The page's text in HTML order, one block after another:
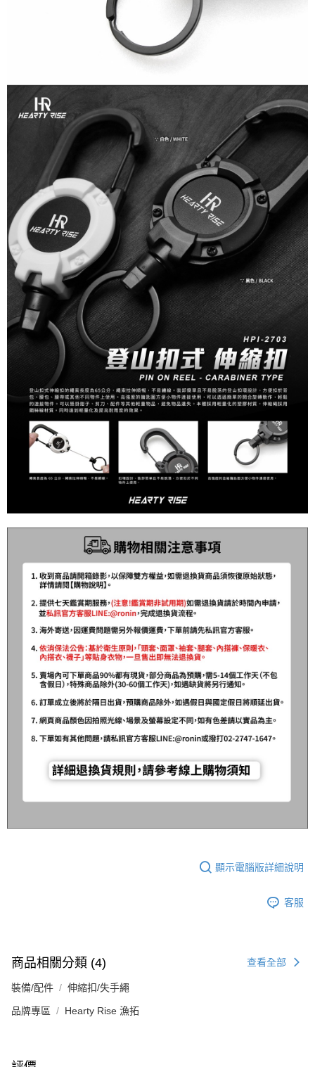
顯示電腦版詳細說明
客服
商品相關分類 (4) 查看全部
裝備/配件 伸縮扣/失手繩
品牌專區 Hearty Rise 漁拓